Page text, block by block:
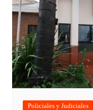
Policiales y Judiciales